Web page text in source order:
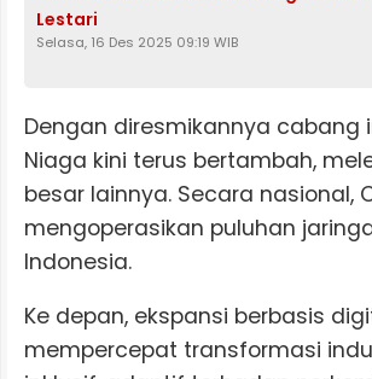
Lestari
Selasa, 16 Des 2025 09:19 WIB
Dengan diresmikannya cabang
Niaga kini terus bertambah,
besar lainnya. Secara nasional,
mengoperasikan puluhan
Indonesia.
Ke depan, ekspansi berbasis
mempercepat transformasi